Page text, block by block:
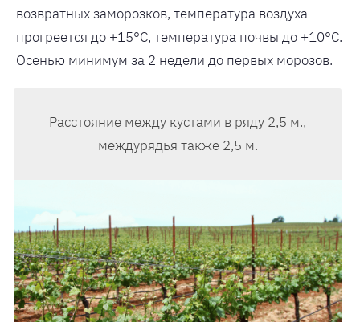
возвратных заморозков, температура воздуха
прогреется до +15°С, температура почвы до +10°С.
Осенью минимум за 2 недели до первых морозов.
Расстояние между кустами в ряду 2,5 м.,
междурядья также 2,5 м.